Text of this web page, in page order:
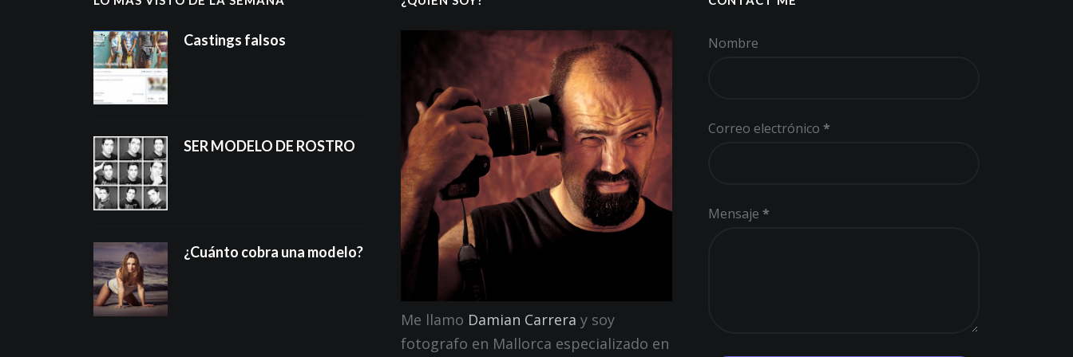
Castings falsos
SER MODELO DE ROSTRO
¿Cuánto cobra una modelo?
Me llamo Damian Carrera y soy
fotografo en Mallorca especializado en
Nombre
Correo electrónico *
Mensaje *